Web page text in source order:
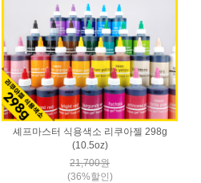
셰프마스터 식용색소 리쿠아젤 298g
(10.5oz)
21,700원
(36%할인)